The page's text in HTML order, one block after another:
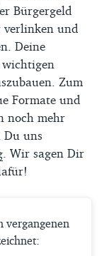
Bürgergeld
verlinken und
Deine
Zum
Formate und
noch mehr
Du uns
. Wir sagen Dir
vergangenen